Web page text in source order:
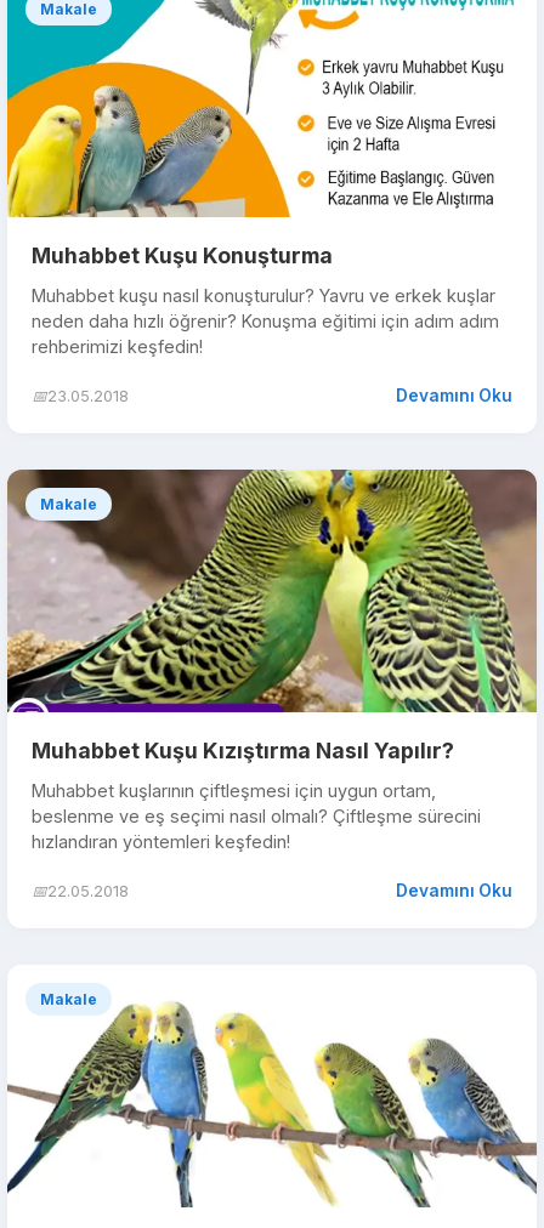
Makale
Muhabbet Kuşu Konuşturma
Muhabbet kuşu nasıl konuşturulur? Yavru ve erkek kuşlar
neden daha hızlı öğrenir? Konuşma eğitimi için adım adım
rehberimizi keşfedin!
📅23.05.2018 Devamını Oku
Makale
Muhabbet Kuşu Kızıştırma Nasıl Yapılır?
Muhabbet kuşlarının çiftleşmesi için uygun ortam,
beslenme ve eş seçimi nasıl olmalı? Çiftleşme sürecini
hızlandıran yöntemleri keşfedin!
📅22.05.2018 Devamını Oku
Makale